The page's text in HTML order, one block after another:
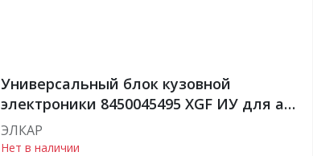
Универсальный блок кузовной
электроники 8450045495 XGF ИУ для а/
м ВАЗ Lada Vesta NG, Лада Веста ново
ЭЛКАР
Нет в наличии